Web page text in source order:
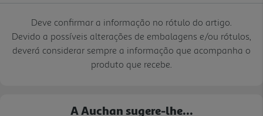
Deve confirmar a informação no rótulo do artigo.
Devido a possíveis alterações de embalagens e/ou rótulos,
deverá considerar sempre a informação que acompanha o
produto que recebe.
A Auchan sugere-lhe...